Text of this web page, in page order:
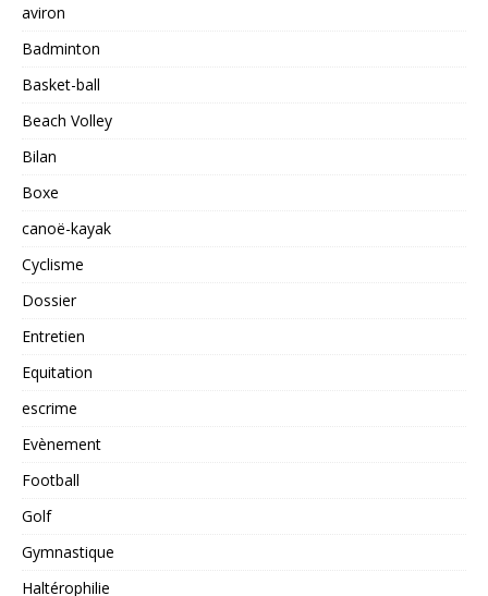
aviron
Badminton
Basket-ball
Beach Volley
Bilan
Boxe
canoë-kayak
Cyclisme
Dossier
Entretien
Equitation
escrime
Evènement
Football
Golf
Gymnastique
Haltérophilie